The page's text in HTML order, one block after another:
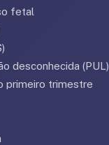
fetal
desconhecida (PUL)
primeiro trimestre